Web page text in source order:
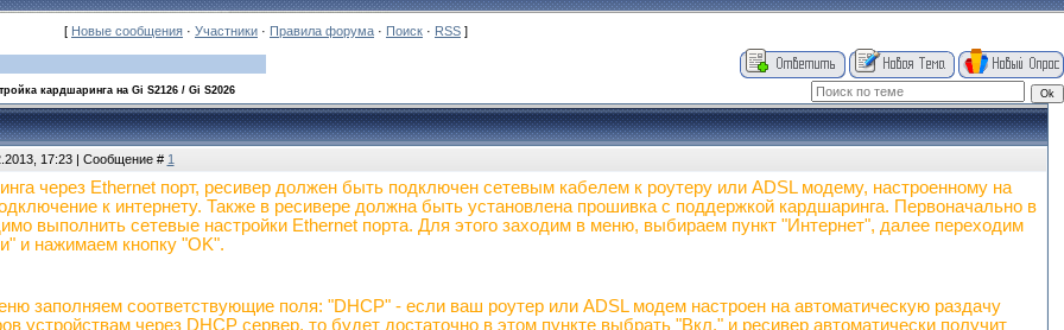
[ Новые сообщения · Участники · Правила форума · Поиск · RSS ]
кардшаринга на Gi S2126 / Gi S2026
17:23 | Сообщение # 1
через Ethernet порт, ресивер должен быть подключен сетевым кабелем к роутеру или ADSL модему, настроенному на
к интернету. Также в ресивере должна быть установлена прошивка с поддержкой кардшаринга. Первоначально в
выполнить сетевые настройки Ethernet порта. Для этого заходим в меню, выбираем пункт "Интернет", далее переходим
и нажимаем кнопку "OK".
заполняем соответствующие поля: "DHCP" - если ваш роутер или ADSL модем настроен на автоматическую раздачу
устройствам через DHCP сервер, то будет достаточно в этом пункте выбрать "Вкл." и ресивер автоматически получит